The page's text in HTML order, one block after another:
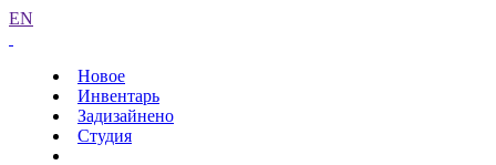
EN
Новое
Инвентарь
Задизайнено
Студия